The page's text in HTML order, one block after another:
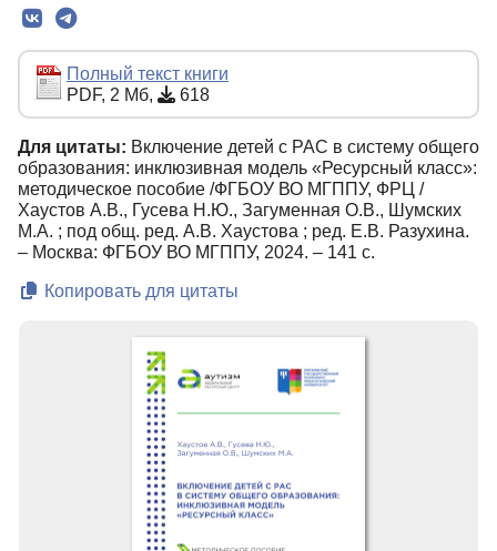
Полный текст книги
PDF, 2 Мб,
618
Для цитаты: Включение детей с РАС в систему общего
образования: инклюзивная модель «Ресурсный класс»:
методическое пособие /ФГБОУ ВО МГППУ, ФРЦ /
Хаустов А.В., Гусева Н.Ю., Загуменная О.В., Шумских
М.А. ; под общ. ред. А.В. Хаустова ; ред. Е.В. Разухина.
– Москва: ФГБОУ ВО МГППУ, 2024. – 141 с.
Копировать для цитаты